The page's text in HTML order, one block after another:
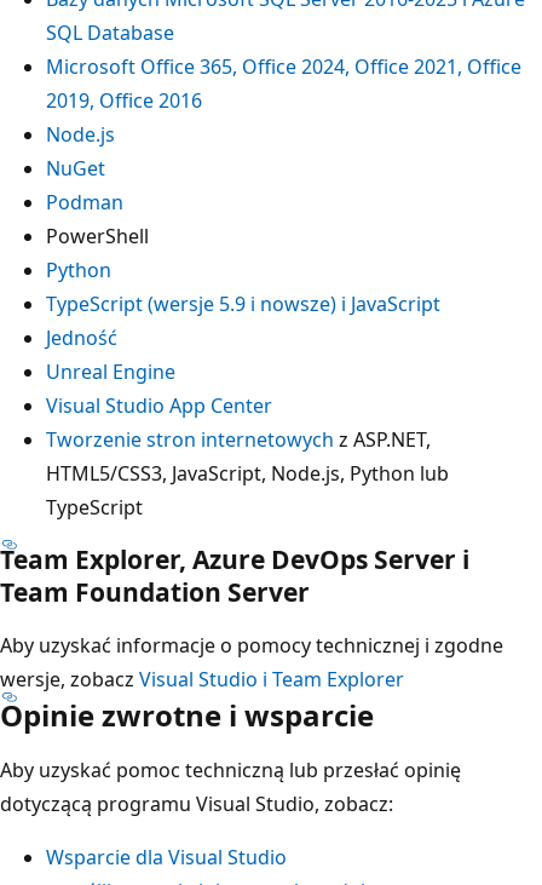
SQL Database
Microsoft Office 365, Office 2024, Office 2021, Office
2019, Office 2016
Node.js
NuGet
Podman
PowerShell
Python
TypeScript (wersje 5.9 i nowsze) i JavaScript
Jedność
Unreal Engine
Visual Studio App Center
Tworzenie stron internetowych z ASP.NET,
HTML5/CSS3, JavaScript, Node.js, Python lub
TypeScript
Team Explorer, Azure DevOps Server i
Team Foundation Server
Aby uzyskać informacje o pomocy technicznej i zgodne
wersje, zobacz Visual Studio i Team Explorer
Opinie zwrotne i wsparcie
Aby uzyskać pomoc techniczną lub przesłać opinię
dotyczącą programu Visual Studio, zobacz:
Wsparcie dla Visual Studio